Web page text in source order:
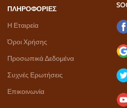
ΠΛΗΡΟΦΟΡΙΕΣ
Η Εταιρεία
Όροι Χρήσης
Προσωπικά Δεδομένα
Συχνές Ερωτήσεις
Επικοινωνία